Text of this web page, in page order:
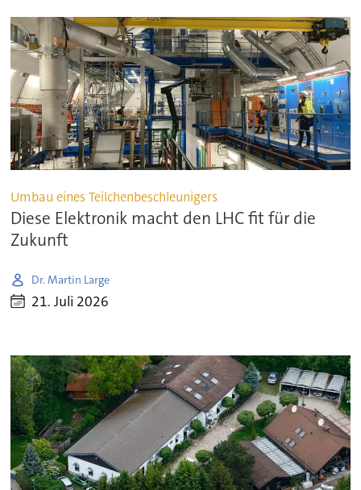
Umbau eines Teilchenbeschleunigers
Diese Elektronik macht den LHC fit für die
Zukunft
Dr. Martin Large
21. Juli 2026